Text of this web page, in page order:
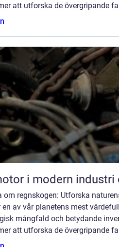
att utforska de övergripande
i modern industri
om regnskogen: Utforska
en av vår planetens mest
mångfald och betydande
att utforska de övergripande